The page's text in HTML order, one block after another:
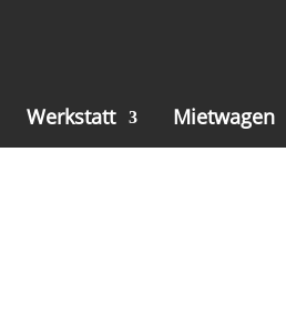
Werkstatt Mietwagen